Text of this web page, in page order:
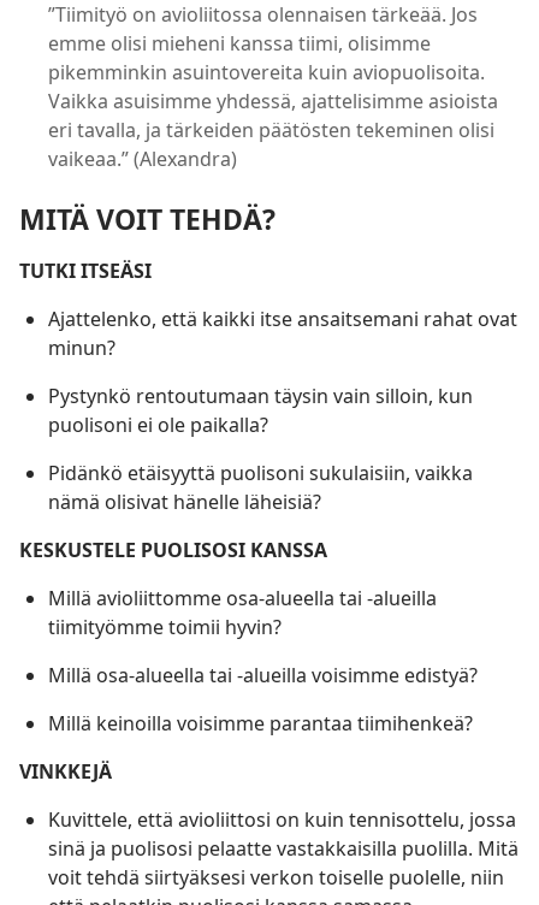
”Tiimityö on avioliitossa olennaisen tärkeää. Jos
emme olisi mieheni kanssa tiimi, olisimme
pikemminkin asuintovereita kuin aviopuolisoita.
Vaikka asuisimme yhdessä, ajattelisimme asioista
eri tavalla, ja tärkeiden päätösten tekeminen olisi
vaikeaa.” (Alexandra)
MITÄ VOIT TEHDÄ?
TUTKI ITSEÄSI
Ajattelenko, että kaikki itse ansaitsemani rahat ovat
minun?
Pystynkö rentoutumaan täysin vain silloin, kun
puolisoni ei ole paikalla?
Pidänkö etäisyyttä puolisoni sukulaisiin, vaikka
nämä olisivat hänelle läheisiä?
KESKUSTELE PUOLISOSI KANSSA
Millä avioliittomme osa-alueella tai -alueilla
tiimityömme toimii hyvin?
Millä osa-alueella tai -alueilla voisimme edistyä?
Millä keinoilla voisimme parantaa tiimihenkeä?
VINKKEJÄ
Kuvittele, että avioliittosi on kuin tennisottelu, jossa
sinä ja puolisosi pelaatte vastakkaisilla puolilla. Mitä
voit tehdä siirtyäksesi verkon toiselle puolelle, niin